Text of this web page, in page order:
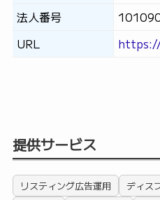
法人番号
URL
提供サービス
リスティング広告運用 ディス